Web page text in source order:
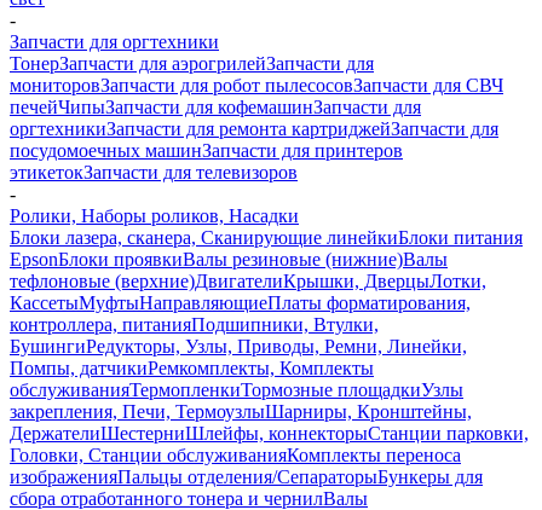
-
Запчасти для оргтехники
ТонерЗапчасти для аэрогрилейЗапчасти для
мониторовЗапчасти для робот пылесосовЗапчасти для СВЧ
печейЧипыЗапчасти для кофемашинЗапчасти для
оргтехникиЗапчасти для ремонта картриджейЗапчасти для
посудомоечных машинЗапчасти для принтеров
этикетокЗапчасти для телевизоров
-
Ролики, Наборы роликов, Насадки
Блоки лазера, сканера, Сканирующие линейкиБлоки питания
EpsonБлоки проявкиВалы резиновые (нижние)Валы
тефлоновые (верхние)ДвигателиКрышки, ДверцыЛотки,
КассетыМуфтыНаправляющиеПлаты форматирования,
контроллера, питанияПодшипники, Втулки,
БушингиРедукторы, Узлы, Приводы, Ремни, Линейки,
Помпы, датчикиРемкомплекты, Комплекты
обслуживанияТермопленкиТормозные площадкиУзлы
закрепления, Печи, ТермоузлыШарниры, Кронштейны,
ДержателиШестерниШлейфы, коннекторыСтанции парковки,
Головки, Станции обслуживанияКомплекты переноса
изображенияПальцы отделения/СепараторыБункеры для
сбора отработанного тонера и чернилВалы